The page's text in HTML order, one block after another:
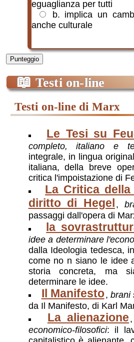
eguaglianza per tutti
b. implica un
anche culturale
Punteggio
📖 Testi on-line
testi on-line di Marx
Il Manifesto, brani
da Il Manifesto, di Karl
La Critica della
diritto di Hegel ,
passaggi dall'opera di
Le Tesi su
completo, italiano e
integrale, in lingua
italiana, della breve
critica l'impoistazione di
La alienazione ,
economico-filosofici: il
la
idee a determinare
dalla Ideologia tedesca,
come no n siano le idee
storia concreta, ma
determinare le idee.